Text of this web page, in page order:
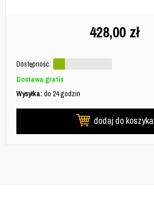
428,00 zł
Dostępność:
Dostawa gratis
Wysyłka: do 24 godzin
dodaj do koszyka